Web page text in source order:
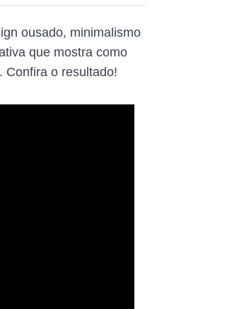
ousado, minimalismo
que mostra como
Confira o resultado!